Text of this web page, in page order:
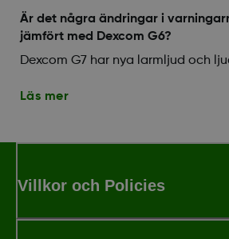
Är det några ändringar i
jämfört med Dexcom G6?
Dexcom G7 har nya larmljud och
Läs mer
Villkor och Policies